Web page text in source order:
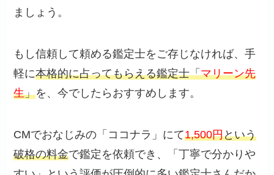
ましょう。
もし信頼して頼める鑑定士をご存じなければ、手
軽に本格的に占ってもらえる鑑定士「マリーン先
生」を、今でしたらおすすめします。
CMでおなじみの「ココナラ」にて1,500円という
破格の料金で鑑定を依頼でき、「丁寧で分かりや